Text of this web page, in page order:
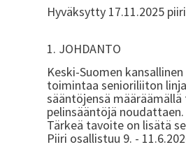
Hyväksytty 17.11.2025
1.
Keski-Suomen
toimintaa senioriliiton
sääntöjensä
pelinsääntöjä
Tärkeä tavoite on lisätä
Piiri osallistuu 9. -